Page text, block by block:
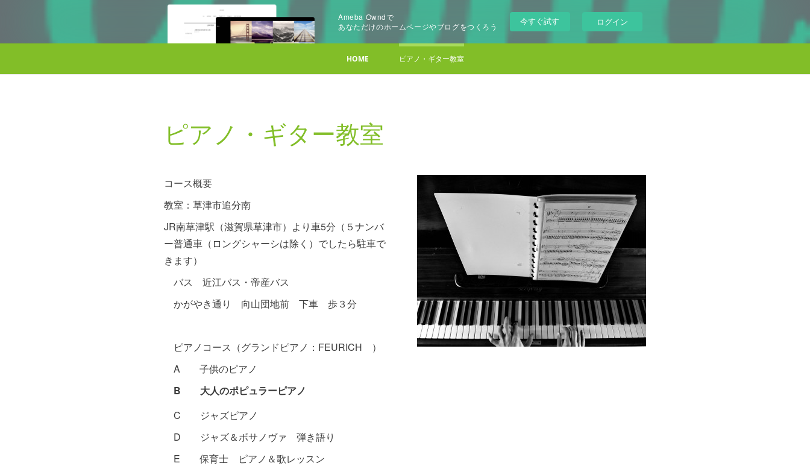
Ameba Owndで
あなただけのホームページやブログをつくろう
今すぐ試す ログイン
HOME ピアノ・ギター教室
ピアノ・ギター教室
コース概要
教室：草津市追分南
JR南草津駅（滋賀県草津市）より車5分（５ナンバ
ー普通車（ロングシャーシは除く）でしたら駐車で
きます）
バス 近江バス・帝産バス
かがやき通り 向山団地前 下車 歩３分
ピアノコース（グランドピアノ：FEURICH ）
A 子供のピアノ
B 大人のポピュラーピアノ
C ジャズピアノ
D ジャズ＆ボサノヴァ 弾き語り
E 保育士 ピアノ＆歌レッスン